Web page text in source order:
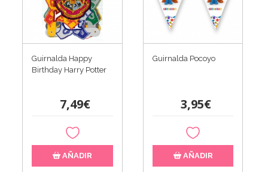
Guirnalda Happy
Birthday Harry Potter
7,49€
AÑADIR
Guirnalda Pocoyo
3,95€
AÑADIR